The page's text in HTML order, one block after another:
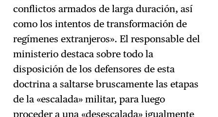
conflictos armados de larga duración, así
como los intentos de transformación de
regímenes extranjeros». El responsable del
ministerio destaca sobre todo la
disposición de los defensores de esta
doctrina a saltarse bruscamente las etapas
de la «escalada» militar, para luego
proceder a una «desescalada» igualmente